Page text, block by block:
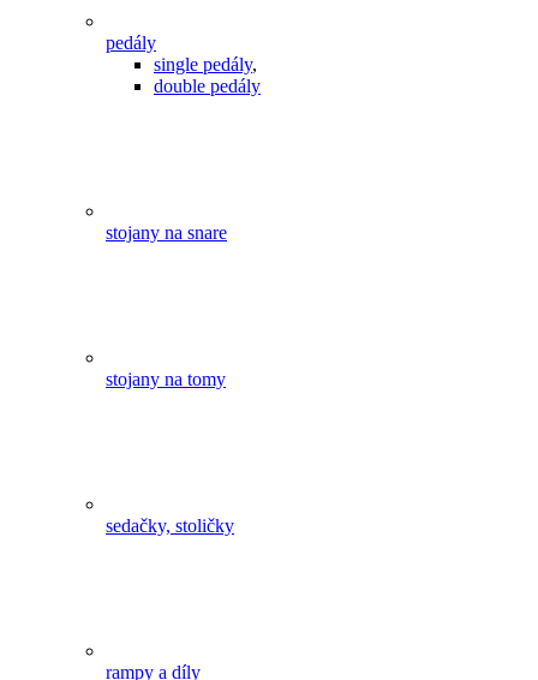
pedály
single pedály,
double pedály
stojany na snare
stojany na tomy
sedačky, stoličky
rampy a díly